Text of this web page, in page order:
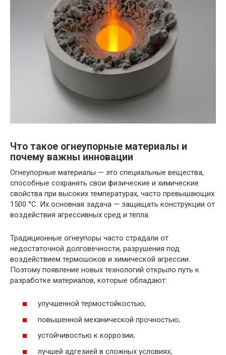
Что такое огнеупорные материалы и
почему важны инновации
Огнеупорные материалы — это специальные вещества,
способные сохранять свои физические и химические
свойства при высоких температурах, часто превышающих
1500 °C. Их основная задача — защищать конструкции от
воздействия агрессивных сред и тепла.
Традиционные огнеупоры часто страдали от
недостаточной долговечности, разрушения под
воздействием термошоков и химической агрессии.
Поэтому появление новых технологий открыло путь к
разработке материалов, которые обладают:
улучшенной термостойкостью;
повышенной механической прочностью;
устойчивостью к коррозии;
лучшей адгезией в сложных условиях;